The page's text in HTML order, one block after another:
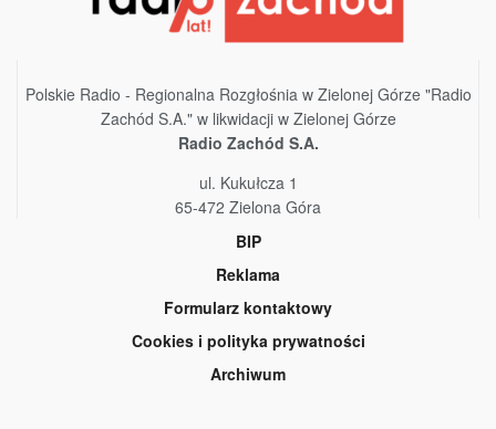
Polskie Radio - Regionalna Rozgłośnia w Zielonej Górze "Radio
Zachód S.A." w likwidacji w Zielonej Górze
Radio Zachód S.A.
ul. Kukułcza 1
65-472 Zielona Góra
BIP
Reklama
Formularz kontaktowy
Cookies i polityka prywatności
Archiwum